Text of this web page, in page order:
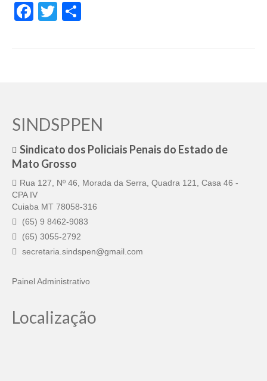
Facebook
Twitter
SINDSPPEN
Sindicato dos Policiais Penais do Estado de
Mato Grosso
Rua 127, Nº 46, Morada da Serra, Quadra 121, Casa 46 -
CPA IV
Cuiaba MT 78058-316
(65) 9 8462-9083
(65) 3055-2792
secretaria.sindspen@gmail.com
Painel Administrativo
Localização